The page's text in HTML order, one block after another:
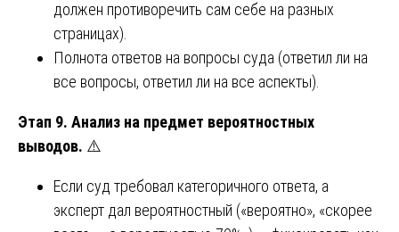
должен противоречить сам себе на разных
страницах).
Полнота ответов на вопросы суда (ответил ли на
все вопросы, ответил ли на все аспекты).
Этап 9. Анализ на предмет вероятностных
выводов. ⚠️
Если суд требовал категоричного ответа, а
эксперт дал вероятностный («вероятно», «скорее